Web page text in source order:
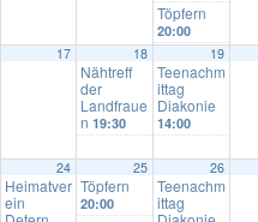
Töpfern
20:00
17 18
Nähtreff
der
Landfraue
n 19:30
19
Teenachm
ittag
Diakonie
14:00
24
Heimatver
ein
25
Töpfern
20:00
26
Teenachm
ittag